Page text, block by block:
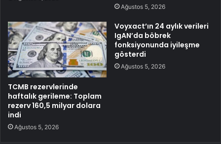
Ağustos 5, 2026
TCMB rezervlerinde
haftalık gerileme: Toplam
rezerv 160,5 milyar dolara
indi
Ağustos 5, 2026
Voyxact’ın 24 aylık verileri
IgAN’da böbrek
fonksiyonunda iyileşme
gösterdi
Ağustos 5, 2026